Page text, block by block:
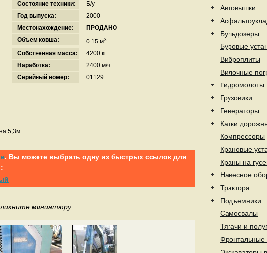
Состояние техники:
Б/у
Год выпуска:
2000
Местонахождение:
ПРОДАНО
Объем ковша:
0.15 м3
Собственная масса:
4200 кг
Наработка:
2400 м/ч
Серийный номер:
01129
5,3м
. Вы можете выбрать одну из быстрых ссылок для
миниатюру.
Автовышки
Бульдозеры
Буровые
Виброплиты
Вилочные
Гидромолоты
Грузовики
Генераторы
Катки
Компрессоры
Крановые
Краны на
Навесное
Трактора
Подъемники
Самосвалы
Тягачи и
Фронтальные